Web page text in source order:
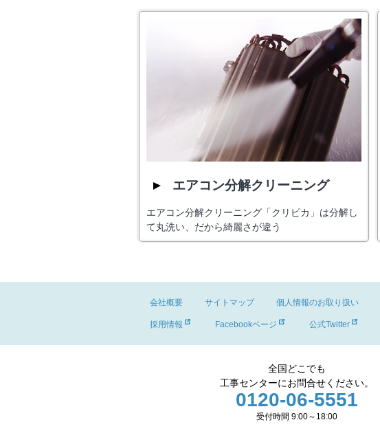
エアコン分解クリーニング
エアコン分解クリーニング「クリピカ」は分解し
て丸洗い、だから綺麗さが違う
会社概要 サイトマップ 個人情報のお取り扱い
採用情報 Facebookページ 公式Twitter
全国どこでも
工事センターにお問合せください。
0120-06-5551
受付時間 9:00～18:00